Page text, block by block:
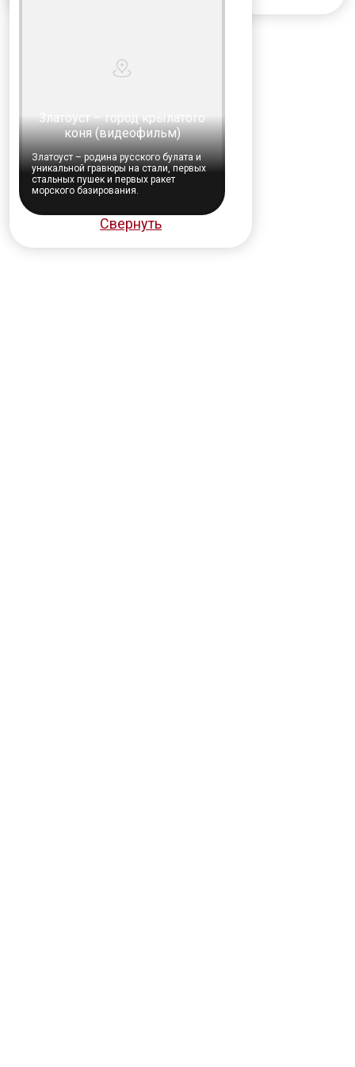
Златоуст – город крылатого
коня (видеофильм)
Златоуст – родина русского булата и
уникальной гравюры на стали, первых
стальных пушек и первых ракет
морского базирования.
Свернуть